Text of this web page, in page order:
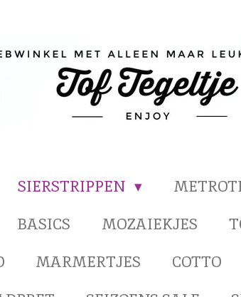
SIERSTRIPPEN
BASICS MOZAIEKJES
MARMERTJES COTTO